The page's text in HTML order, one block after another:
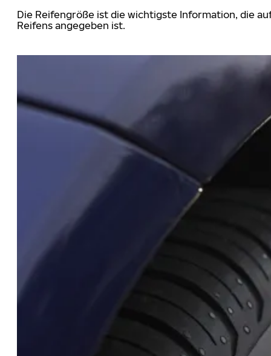
Die Reifengröße ist die wichtigste Information, die
Reifens angegeben ist.